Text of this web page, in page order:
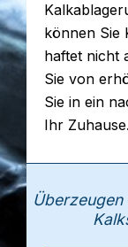
können Sie
haftet nicht
Sie von
Sie in ein
Ihr Zuhause.
Überzeugen